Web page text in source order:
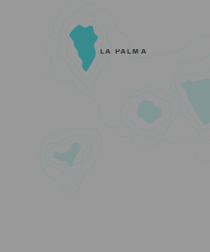
LA PALMA